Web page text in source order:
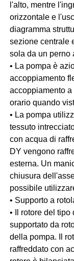
l'alto, mentre
orizzontale e
diagramma
sezione centrale
sola da un perno
• La pompa è
accoppiamento
accoppiamento
orario quando
• La pompa
tessuto
con acqua di
DY vengono
esterna. Un
chiusura
possibile
• Supporto a
• Il rotore del
supportato da
della pompa. Il
raffreddato con